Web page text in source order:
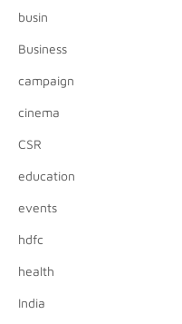
busin
Business
campaign
cinema
CSR
education
events
hdfc
health
India